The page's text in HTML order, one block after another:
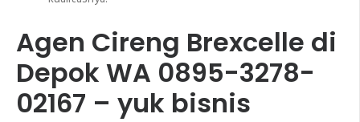
Agen Cireng Brexcelle di
Depok WA 0895-3278-
02167 – yuk bisnis